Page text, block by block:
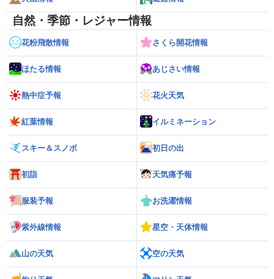
自然・季節・レジャー情報
花粉飛散情報 さくら開花情報
ほたる情報 あじさい情報
熱中症予報 花火天気
紅葉情報 イルミネーション
スキー＆スノボ 初日の出
初詣 天気痛予報
服装予報 お洗濯情報
紫外線情報 星空・天体情報
山の天気 空の天気